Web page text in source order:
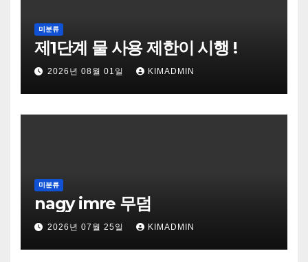
미분류
제1단계 물 사용 제한이 시행 !
2026년 08월 01일 KIMADMIN
미분류
nagy imre 무덤
2026년 07월 25일 KIMADMIN